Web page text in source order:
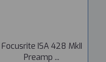
Focusrite ISA 428 MkII
Preamp ...